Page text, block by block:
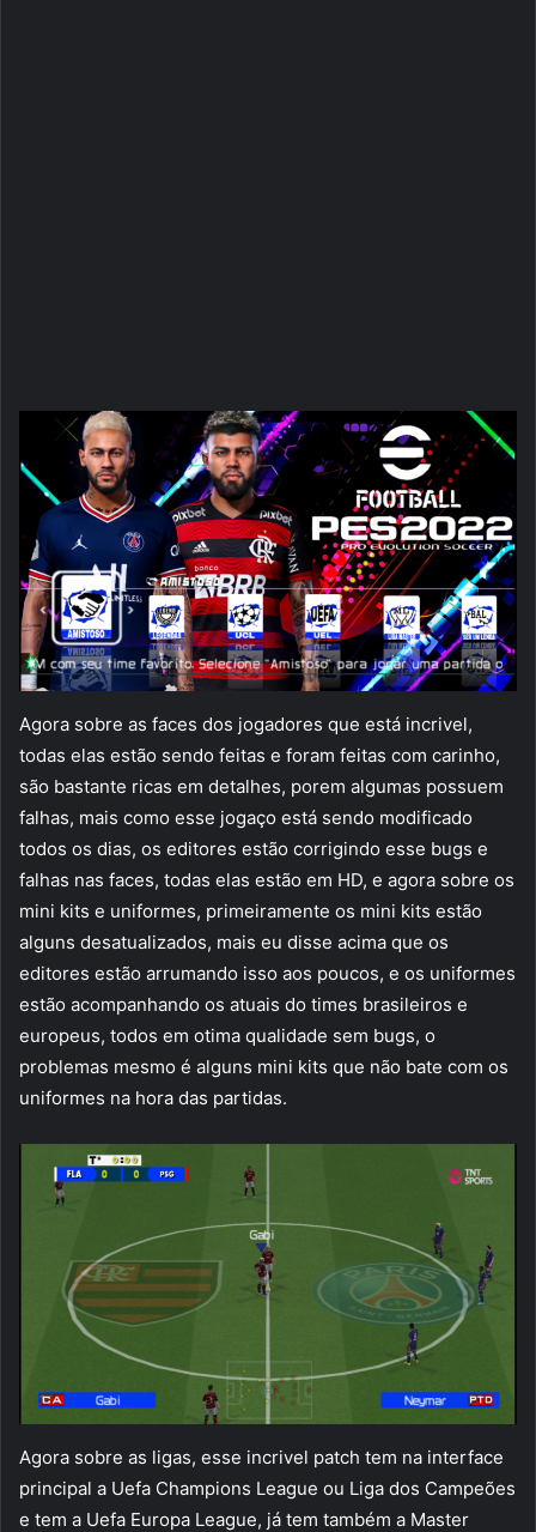
Agora sobre as faces dos jogadores que está incrivel,
todas elas estão sendo feitas e foram feitas com carinho,
são bastante ricas em detalhes, porem algumas possuem
falhas, mais como esse jogaço está sendo modificado
todos os dias, os editores estão corrigindo esse bugs e
falhas nas faces, todas elas estão em HD, e agora sobre os
mini kits e uniformes, primeiramente os mini kits estão
alguns desatualizados, mais eu disse acima que os
editores estão arrumando isso aos poucos, e os uniformes
estão acompanhando os atuais do times brasileiros e
europeus, todos em otima qualidade sem bugs, o
problemas mesmo é alguns mini kits que não bate com os
uniformes na hora das partidas.
Agora sobre as ligas, esse incrivel patch tem na interface
principal a Uefa Champions League ou Liga dos Campeões
e tem a Uefa Europa League, já tem também a Master